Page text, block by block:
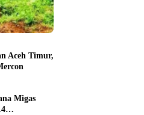
Aceh Timur,
Migas